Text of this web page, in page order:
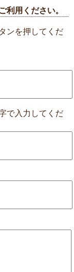
利用ください。
ンを押してくだ
で入力してくだ